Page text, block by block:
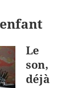
Le
son,
déjà